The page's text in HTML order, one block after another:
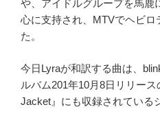
や、アイドルグループを馬鹿
心に支持され、MTVでヘビロ
た。
今日Lyraが和訳する曲は、
ルバム201年10月8日リリー
Jacket』にも収録されている